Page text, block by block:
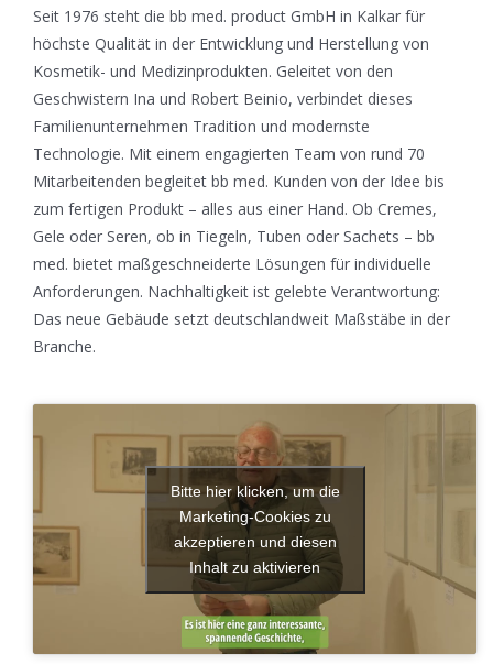
Seit 1976 steht die bb med. product GmbH in Kalkar für
höchste Qualität in der Entwicklung und Herstellung von
Kosmetik- und Medizinprodukten. Geleitet von den
Geschwistern Ina und Robert Beinio, verbindet dieses
Familienunternehmen Tradition und modernste
Technologie. Mit einem engagierten Team von rund 70
Mitarbeitenden begleitet bb med. Kunden von der Idee bis
zum fertigen Produkt – alles aus einer Hand. Ob Cremes,
Gele oder Seren, ob in Tiegeln, Tuben oder Sachets – bb
med. bietet maßgeschneiderte Lösungen für individuelle
Anforderungen. Nachhaltigkeit ist gelebte Verantwortung:
Das neue Gebäude setzt deutschlandweit Maßstäbe in der
Branche.
Bitte hier klicken, um die
Marketing-Cookies zu
akzeptieren und diesen
Inhalt zu aktivieren